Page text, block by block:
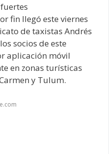
fin llegó este viernes
de taxistas Andrés
socios de este
aplicación móvil
en zonas turísticas
y Tulum.